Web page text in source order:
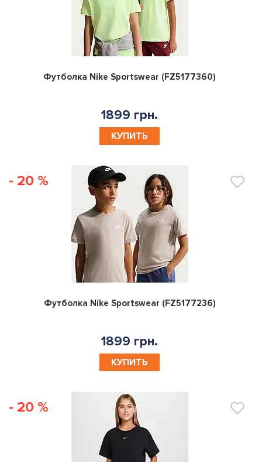
0
Футболка Nike Sportswear (FZ5177360)
1899 грн.
КУПИТЬ
- 20 %
0
Футболка Nike Sportswear (FZ5177236)
1899 грн.
КУПИТЬ
- 20 %